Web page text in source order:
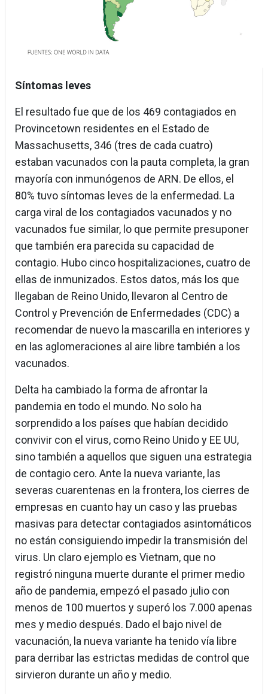
Síntomas leves
El resultado fue que de los 469 contagiados en
Provincetown residentes en el Estado de
Massachusetts, 346 (tres de cada cuatro)
estaban vacunados con la pauta completa, la gran
mayoría con inmunógenos de ARN. De ellos, el
80% tuvo síntomas leves de la enfermedad. La
carga viral de los contagiados vacunados y no
vacunados fue similar, lo que permite presuponer
que también era parecida su capacidad de
contagio. Hubo cinco hospitalizaciones, cuatro de
ellas de inmunizados. Estos datos, más los que
llegaban de Reino Unido, llevaron al Centro de
Control y Prevención de Enfermedades (CDC) a
recomendar de nuevo la mascarilla en interiores y
en las aglomeraciones al aire libre también a los
vacunados.
Delta ha cambiado la forma de afrontar la
pandemia en todo el mundo. No solo ha
sorprendido a los países que habían decidido
convivir con el virus, como Reino Unido y EE UU,
sino también a aquellos que siguen una estrategia
de contagio cero. Ante la nueva variante, las
severas cuarentenas en la frontera, los cierres de
empresas en cuanto hay un caso y las pruebas
masivas para detectar contagiados asintomáticos
no están consiguiendo impedir la transmisión del
virus. Un claro ejemplo es Vietnam, que no
registró ninguna muerte durante el primer medio
año de pandemia, empezó el pasado julio con
menos de 100 muertos y superó los 7.000 apenas
mes y medio después. Dado el bajo nivel de
vacunación, la nueva variante ha tenido vía libre
para derribar las estrictas medidas de control que
sirvieron durante un año y medio.